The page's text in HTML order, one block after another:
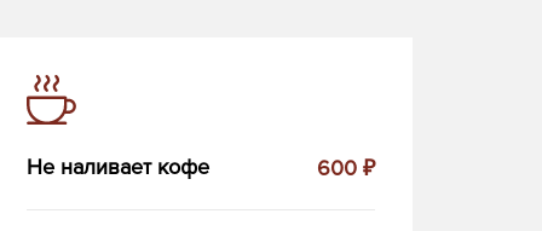
Не наливает кофе 600 ₽